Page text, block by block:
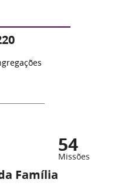
54
Missões
Família